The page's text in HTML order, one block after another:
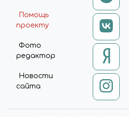
Помощь
проекту
Фото
редактор
Новости
сайта